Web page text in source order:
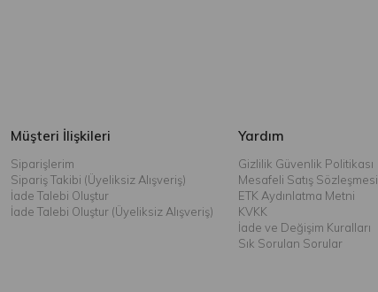
Müşteri İlişkileri
Siparişlerim
Sipariş Takibi (Üyeliksiz Alışveriş)
İade Talebi Oluştur
İade Talebi Oluştur (Üyeliksiz Alışveriş)
Yardım
Gizlilik Güvenlik Politikası
Mesafeli Satış Sözleşmesi
ETK Aydınlatma Metni
KVKK
İade ve Değişim Kuralları
Sık Sorulan Sorular